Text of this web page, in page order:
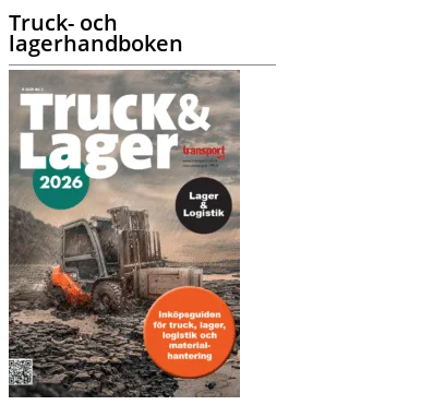
Truck- och
lagerhandboken